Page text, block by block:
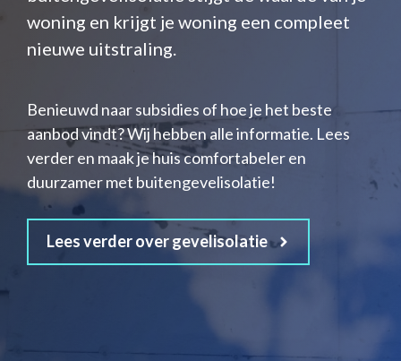
woning en krijgt je woning een compleet
nieuwe uitstraling.
Benieuwd naar subsidies of hoe je het beste
aanbod vindt? Wij hebben alle informatie. Lees
verder en maak je huis comfortabeler en
duurzamer met buitengevelisolatie!
Lees verder over gevelisolatie